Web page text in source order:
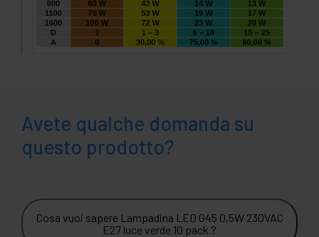
Avete qualche domanda su
questo prodotto?
Cosa vuoi sapere Lampadina LED G45 0,5W 230VAC
E27 luce verde 10 pack ?